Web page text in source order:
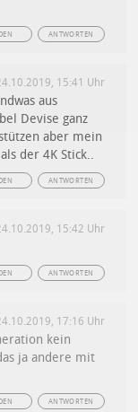
ANTWORTEN
15:41 Uhr
aus
Devise ganz
aber mein
der 4K Stick..
ANTWORTEN
15:42 Uhr
ANTWORTEN
17:16 Uhr
kein
ja andere mit
ANTWORTEN